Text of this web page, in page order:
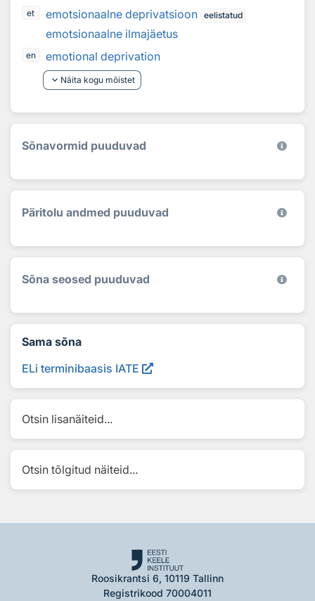
et emotsionaalne deprivatsioon eelistatud
emotsionaalne ilmajäetus
en
emotional deprivation
keyboard_arrow_down Näita kogu mõistet
Sõnavormid puuduvad
Päritolu andmed puuduvad
Sõna seosed puuduvad
Sama sõna
ELi terminibaasis IATE
Otsin lisanäiteid...
Otsin tõlgitud näiteid...
Roosikrantsi 6, 10119 Tallinn
Registrikood 70004011